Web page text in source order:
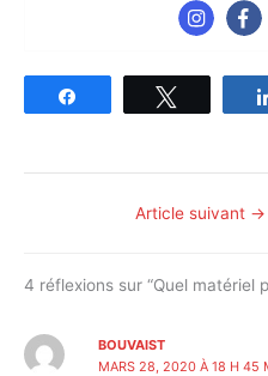
Article suivant →
4 réflexions sur “Quel matériel
BOUVAIST
MARS 28, 2020 À 18 H 45